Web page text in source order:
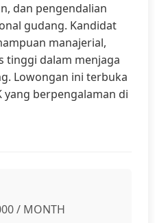
dan pengendalian
gudang. Kandidat
manajerial,
tinggi dalam menjaga
Lowongan ini terbuka
yang berpengalaman di
/ MONTH